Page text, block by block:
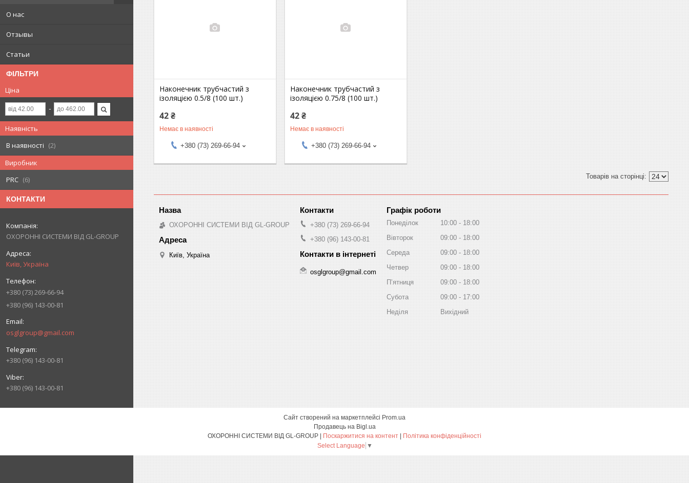
О нас
Отзывы
Статьи
ФІЛЬТРИ
Ціна
Наявність
В наявності
2
Виробник
PRC
6
КОНТАКТИ
ОХОРОННІ СИСТЕМИ ВІД GL-GROUP
Київ, Україна
+380 (73) 269-66-94
+380 (96) 143-00-81
osglgroup@gmail.com
+380 (96) 143-00-81
+380 (96) 143-00-81
Наконечник трубчаcтий з
ізоляцією 0.5/8 (100 шт.)
42 ₴
Немає в наявності
+380 (73) 269-66-94
Наконечник трубчаcтий з
ізоляцією 0.75/8 (100 шт.)
42 ₴
Немає в наявності
+380 (73) 269-66-94
ОХОРОННІ СИСТЕМИ ВІД GL-GROUP
Київ, Україна
+380 (73) 269-66-94
+380 (96) 143-00-81
osglgroup@gmail.com
Графік роботи
Понеділок 10:00
18:00
Вівторок
09:00
18:00
Середа
09:00
18:00
Четвер
09:00
18:00
Пʼятниця
09:00
18:00
Субота
09:00
17:00
Неділя
Вихідний
Сайт створений на маркетплейсі Prom.ua
Продавець на Bigl.ua
Поскаржитися на контент
Політика конфіденційності
Select Language ▼